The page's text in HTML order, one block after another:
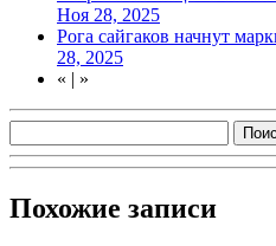
Ноя 28, 2025
Рога сайгаков начнут
28, 2025
« | »
Похожие записи